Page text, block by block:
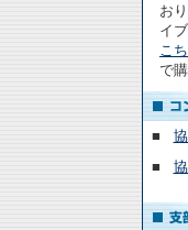
お
イ
こ
で
■
■